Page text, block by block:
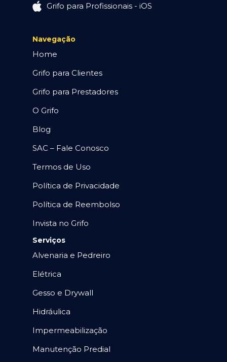
Grifo para Profissionais - iOS
Navegação
Home
Grifo para Clientes
Grifo para Prestadores
O Grifo
Blog
SAC – Fale Conosco
Termos de Uso
Política de Privacidade
Política de Reembolso
Invista no Grifo
Serviços
Alvenaria e Pedreiro
Elétrica
Gesso e Drywall
Hidráulica
Impermeabilização
Manutenção Predial